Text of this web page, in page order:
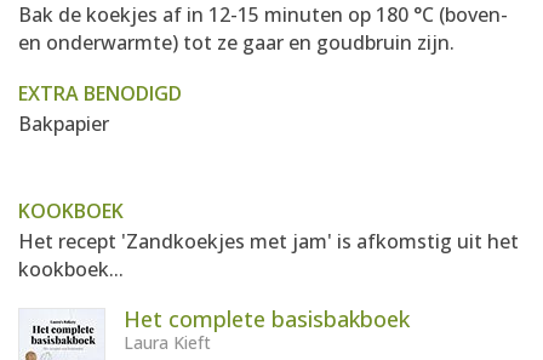
Bak de koekjes af in 12-15 minuten op 180 °C (boven-
en onderwarmte) tot ze gaar en goudbruin zijn.
EXTRA BENODIGD
Bakpapier
KOOKBOEK
Het recept 'Zandkoekjes met jam' is afkomstig uit het
kookboek...
Het complete basisbakboek
Laura Kieft